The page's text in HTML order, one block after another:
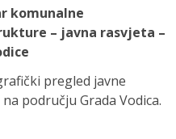
komunalne
– javna rasvjeta –
pregled javne
području Grada Vodica.